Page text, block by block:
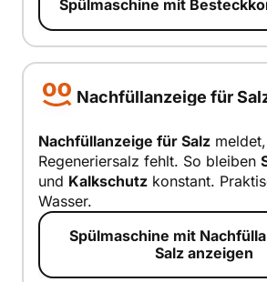
Spülmaschine mit
Nachfüllanzeige für
Nachfüllanz
eige für Salz
smart erklärt
Nachfüllanzeige für Salz
Regeneriersalz fehlt. So bleiben
und Kalkschutz konstant.
Wasser.
Spülmaschine mit
Salz anzeigen